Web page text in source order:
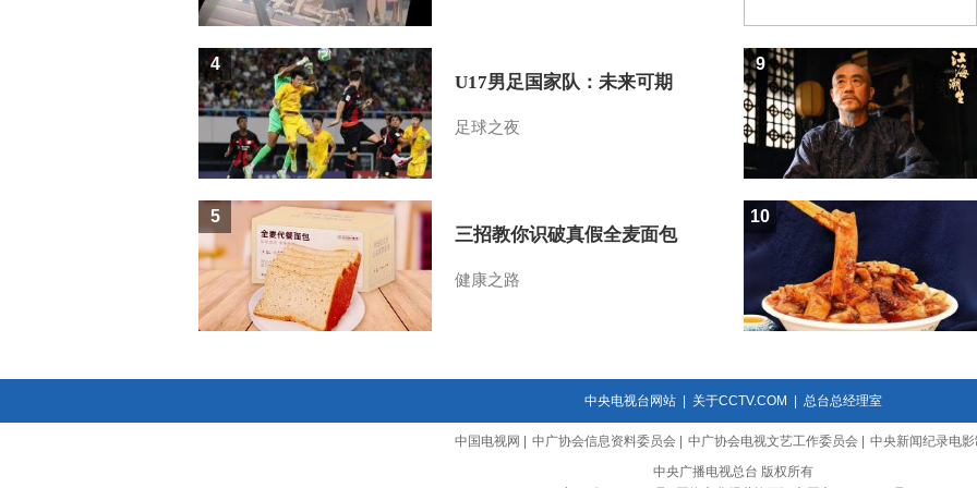
U17男足国家队：未来可期
足球之夜
4
三招教你识破真假全麦面包
健康之路
5
9
10
中央电视台网站| 关于CCTV.COM 总台总经理室
中国电视网 中广协会信息资料委员会 中广协会电视文艺工作委员会
中央新闻纪录电
中央广播电视总台 版权所有